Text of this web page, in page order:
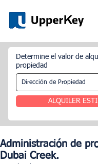
Determine el valor de
propiedad
ALQUILER
Administración de
Dubai Creek.